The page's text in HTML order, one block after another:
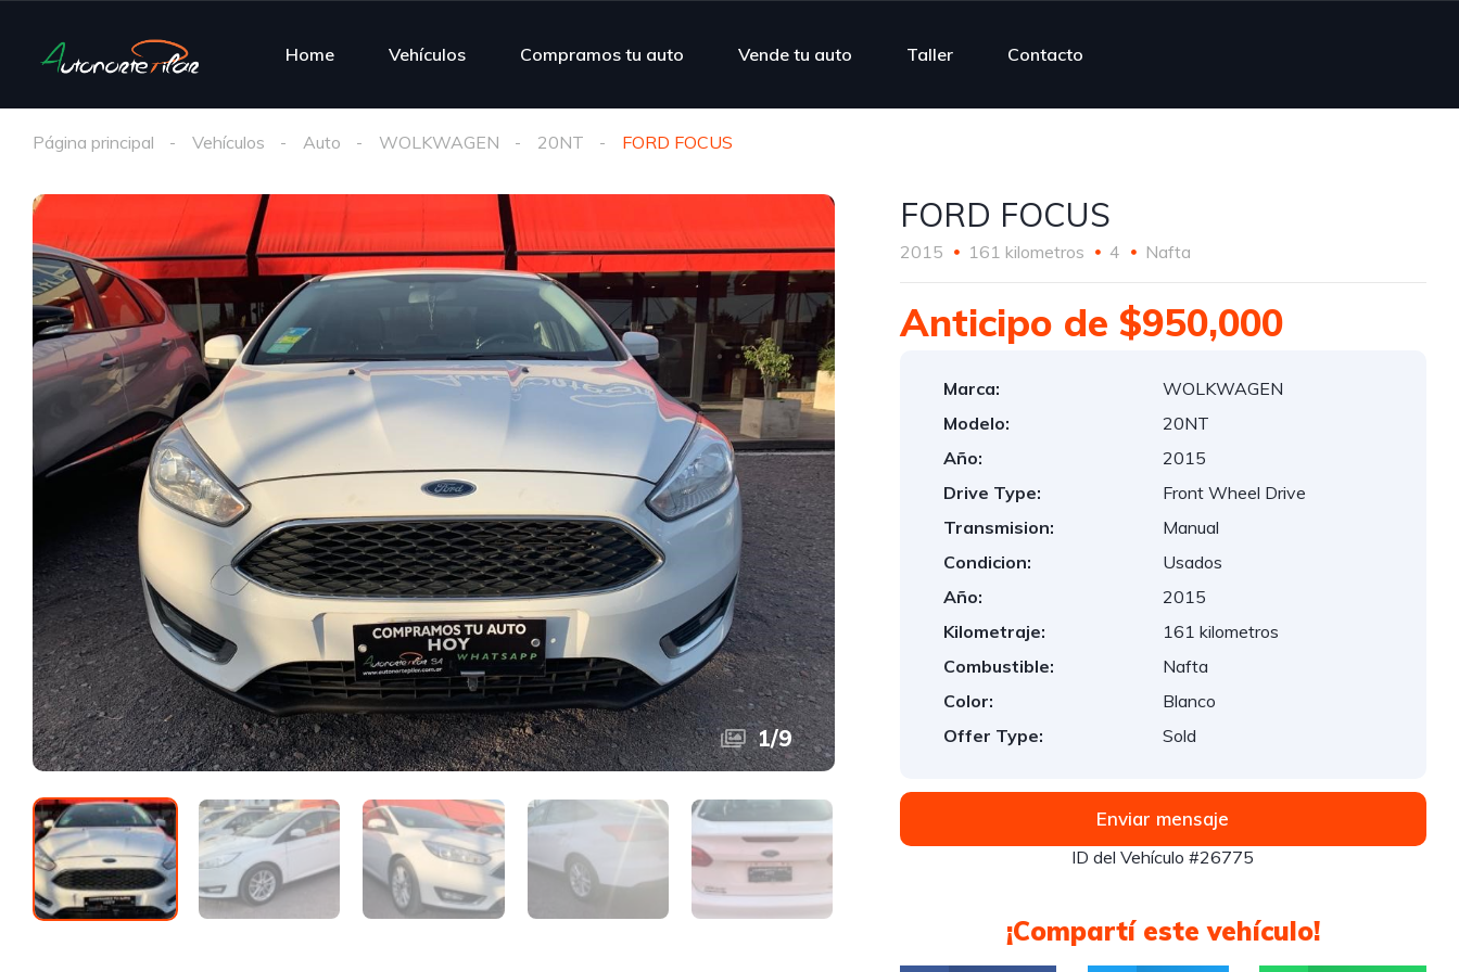
Home Vehículos Compramos tu auto Vende tu auto Taller Contacto
Página principal Vehículos Auto WOLKWAGEN 20NT FORD FOCUS
1/9
FORD FOCUS
2015 161 kilometros 4 Nafta
Anticipo de $950,000
Marca:
WOLKWAGEN
Modelo:
20NT
Año:
2015
Drive Type:
Front Wheel Drive
Transmision:
Manual
Condicion:
Usados
Año:
2015
Kilometraje:
161 kilometros
Combustible:
Nafta
Color:
Blanco
Offer Type:
Sold
Enviar mensaje
ID del Vehículo #26775
¡Compartí este vehículo!